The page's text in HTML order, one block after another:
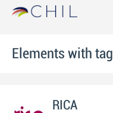
Elements with tag
RICA